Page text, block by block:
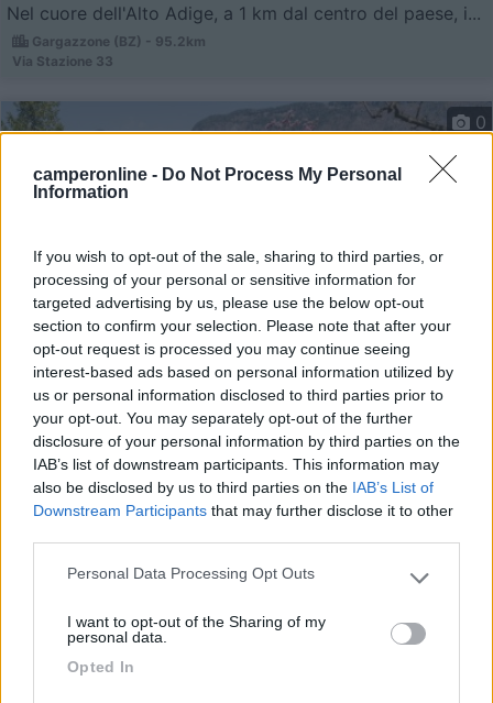
camperonline - Do Not Process My Personal
Information
If you wish to opt-out of the sale, sharing to third parties, or
processing of your personal or sensitive information for
targeted advertising by us, please use the below opt-out
section to confirm your selection. Please note that after your
opt-out request is processed you may continue seeing
interest-based ads based on personal information utilized by
us or personal information disclosed to third parties prior to
your opt-out. You may separately opt-out of the further
disclosure of your personal information by third parties on the
IAB’s list of downstream participants. This information may
also be disclosed by us to third parties on the IAB’s List of
Downstream Participants that may further disclose it to other
Please note that this website/app uses one or more Google
not limited to your visit or usage behaviour. You may click to
grant or deny consent to Google and its third-party tags to
use your data for below specified purposes in below Google
Personal Data Processing Opt Outs
I want to opt-out of the Sharing of my
personal data.
Opted In
Nel cuore dell'Alto Adige, a 1 km dal centro del paese, i...
Gargazzone (BZ) - 95.2km
Via Stazione 33
Campeggio
0
Camping Arquin Lana
8,1 8
Servizi / Posizione
Immerso tra i frutteti con vista panoramica sulle
montagn...